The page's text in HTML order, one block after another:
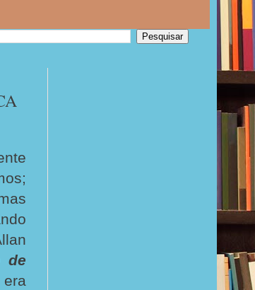
de